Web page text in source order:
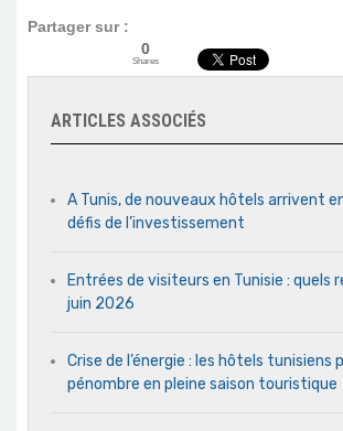
Partager sur :
0
Shares
ARTICLES ASSOCIÉS
A Tunis, de nouveaux hôtels arrivent
défis de l’investissement
Entrées de visiteurs en Tunisie : quels
juin 2026
Crise de l’énergie : les hôtels tunisiens
pénombre en pleine saison touristique